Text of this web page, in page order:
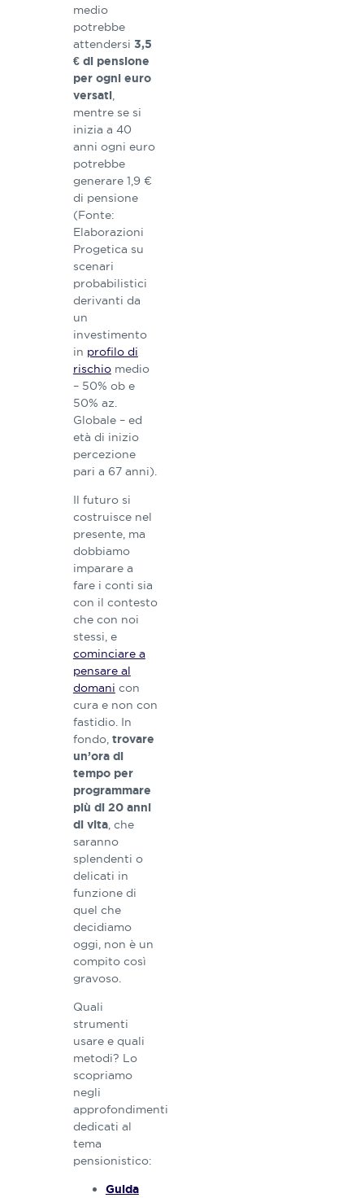
medio
potrebbe
attendersi 3,5
€ di pensione
per ogni euro
versati,
mentre se si
inizia a 40
anni ogni euro
potrebbe
generare 1,9 €
di pensione
(Fonte:
Elaborazioni
Progetica su
scenari
probabilistici
derivanti da
un
investimento
in profilo di
rischiomedio
– 50% ob e
50% az.
Globale – ed
età di inizio
percezione
pari a 67 anni).
Il futuro si
costruisce nel
presente, ma
dobbiamo
imparare a
fare i conti sia
con il contesto
che con noi
stessi, e
cominciare a
pensare al
domani con
cura e non con
fastidio. In
fondo, trovare
un’ora di
tempo per
programmare
più di 20 anni
di vita, che
saranno
splendenti o
delicati in
funzione di
quel che
decidiamo
oggi, non è un
compito così
gravoso.
Quali
strumenti
usare e quali
metodi? Lo
scopriamo
negli
approfondimenti
dedicati al
tema
pensionistico:
Guida